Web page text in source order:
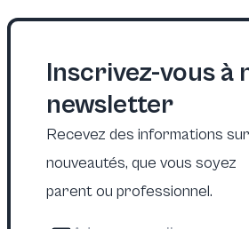
Inscrivez-vous à
newsletter
Recevez des informations
nouveautés, que vous soyez
parent ou professionnel.